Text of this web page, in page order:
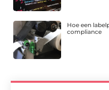
Hoe een
compliance